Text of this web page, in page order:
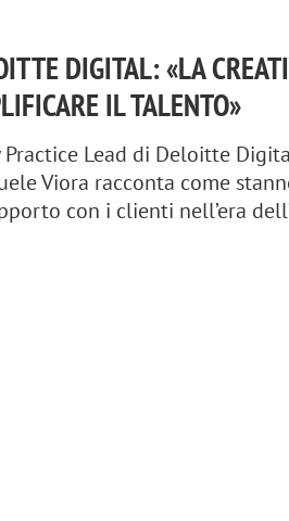
DIGITAL: «LA
IL TALENTO»
Lead di Deloitte
Viora racconta come
con i clienti nell’era